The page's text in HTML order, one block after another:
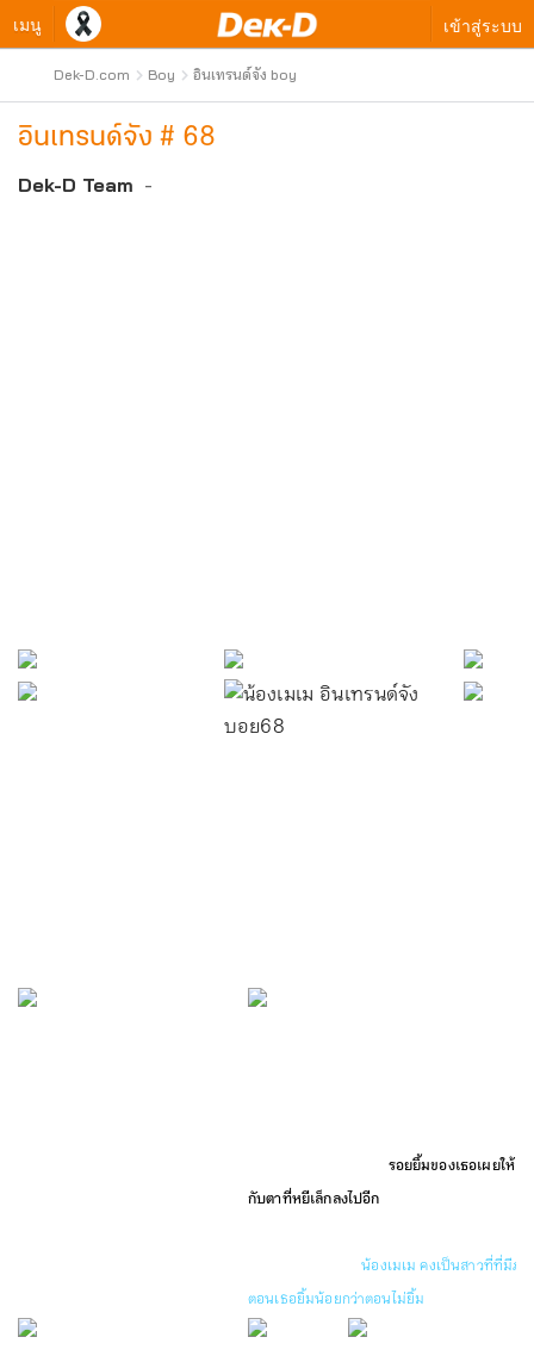
เมนู เข้าสู่ระบบ
Dek-D.com Boy อินเทรนด์จัง boy
อินเทรนด์จัง # 68
Dek-D Team -
รอยยิ้มของเธอเผยให้เ
กับตาที่หยีเล็กลงไปอีก
น้องเมเม คงเป็นสาวที่ที่มีภ
ตอนเธอยิ้มน้อยกว่าตอนไม่ยิ้ม